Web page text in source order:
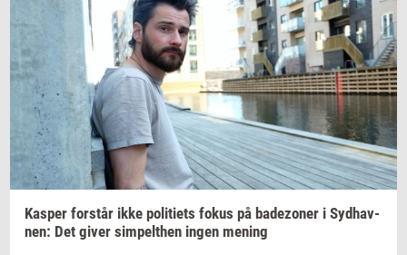
Kas­per for­står ikke po­li­tiets fokus på ba­dezo­ner i Syd­hav­
nen: Det giver sim­pelt­hen ingen me­ning